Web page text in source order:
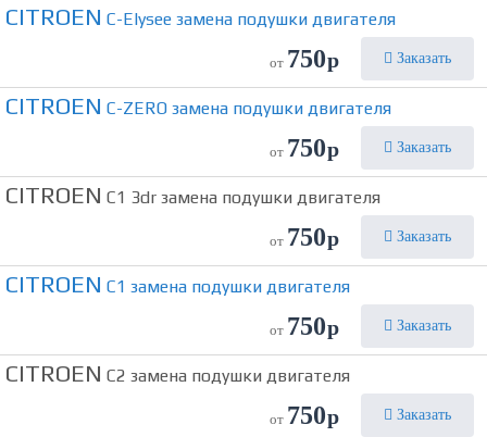
CITROEN C-Elysee замена подушки двигателя
от 750р Заказать
CITROEN C-ZERO замена подушки двигателя
от 750р Заказать
CITROEN C1 3dr замена подушки двигателя
от 750р Заказать
CITROEN C1 замена подушки двигателя
от 750р Заказать
CITROEN C2 замена подушки двигателя
от 750р Заказать